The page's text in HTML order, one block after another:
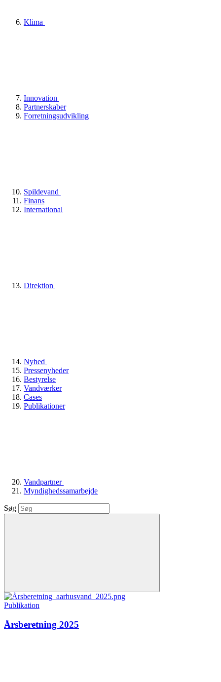
Klima
Innovation
Partnerskaber
Forretningsudvikling
Spildevand
Finans
International
Direktion
Nyhed
Pressenyheder
Bestyrelse
Vandværker
Cases
Publikationer
Vandpartner
Myndighedssamarbejde
Søg
Publikation
Årsberetning 2025